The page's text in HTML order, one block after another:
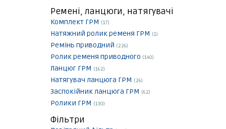
Ремені, ланцюги, натягувачі
Комплект ГРМ (17)
Натяжний ролик ременя ГРМ (1)
Ремінь приводний (226)
Ролик ременя приводного (140)
Ланцюг ГРМ (162)
Натягувач ланцюга ГРМ (26)
Заспокійник ланцюга ГРМ (62)
Ролики ГРМ (130)
Фільтри